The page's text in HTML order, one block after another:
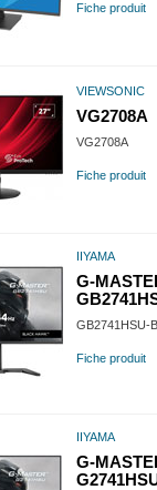
Fiche produit
VIEWSONIC
VG2708A
VG2708A
Fiche produit
IIYAMA
G-
GB2741HSU-
Fiche produit
IIYAMA
G-